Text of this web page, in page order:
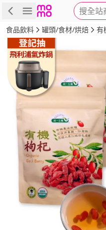
搜全站
商品 評價
食品飲料 罐頭/食材/烘焙 有